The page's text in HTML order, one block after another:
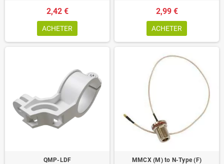
2,42 €
ACHETER
2,99 €
ACHETER
QMP-LDF MMCX (M) to N-Type (F)